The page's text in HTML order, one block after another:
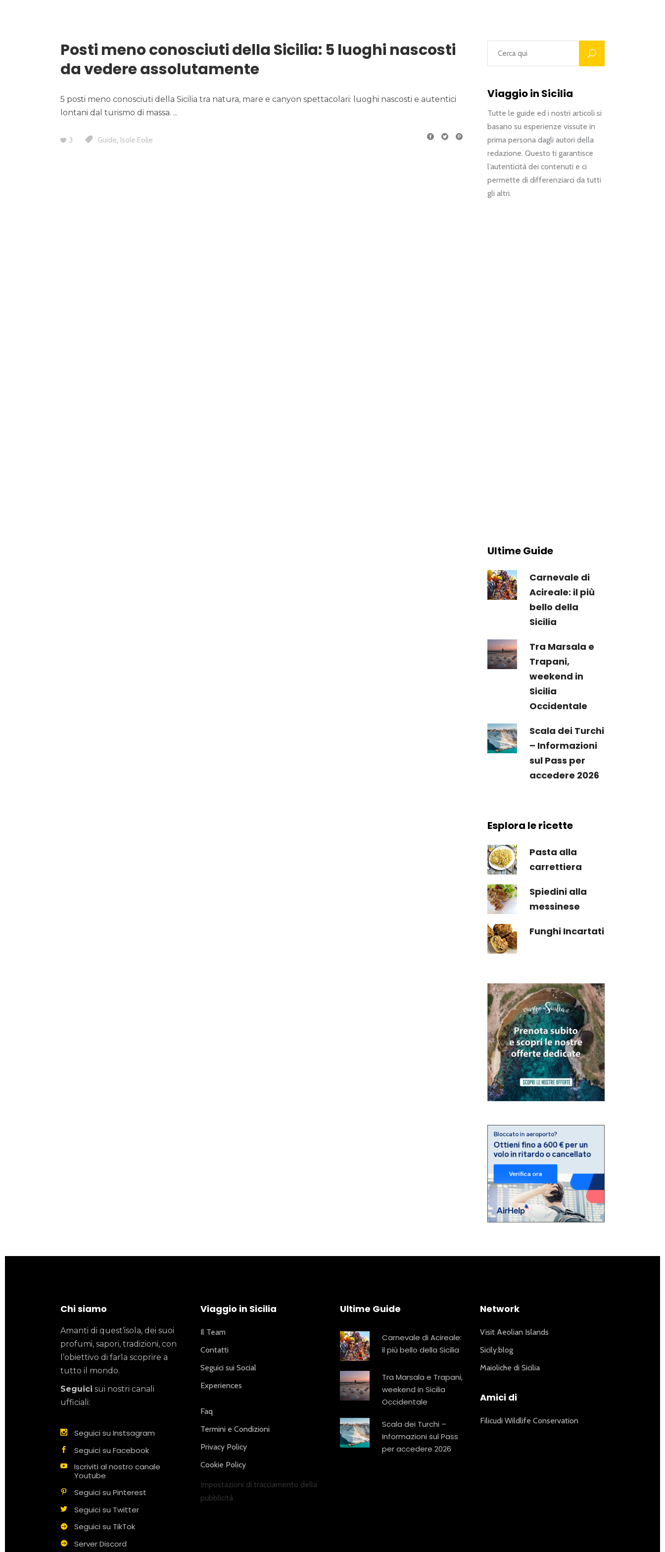
Posti meno conosciuti della Sicilia: 5 luoghi nascosti
da vedere assolutamente
5 posti meno conosciuti della Sicilia tra natura, mare e canyon spettacolari: luoghi nascosti e autentici
lontani dal turismo di massa.
3 Guide, Isole Eolie
Viaggio in Sicilia
Tutte le guide ed i nostri articoli si
basano su esperienze vissute in
prima persona dagli autori della
redazione. Questo ti garantisce
l’autenticità dei contenuti e ci
permette di differenziarci da tutti
gli altri.
Ultime Guide
Carnevale di
Acireale: il più
bello della
Sicilia
Tra Marsala e
Trapani,
weekend in
Sicilia
Occidentale
Scala dei Turchi
– Informazioni
sul Pass per
accedere 2026
Esplora le ricette
Pasta alla
carrettiera
Spiedini alla
messinese
Funghi Incartati
Chi siamo
Amanti di quest’isola, dei suoi
profumi, sapori, tradizioni, con
l’obiettivo di farla scoprire a
tutto il mondo.
Seguici sui nostri canali
ufficiali:
Seguici su Instsagram
Seguici su Facebook
Iscriviti al nostro canale
Youtube
Seguici su Pinterest
Seguici su Twitter
Seguici su TikTok
Server Discord
Viaggio in Sicilia
Il Team
Contatti
Seguici sui Social
Experiences
Faq
Termini e Condizioni
Privacy Policy
Cookie Policy
Impostazioni di tracciamento della
pubblicità
Ultime Guide
Carnevale di Acireale:
il più bello della Sicilia
Tra Marsala e Trapani,
weekend in Sicilia
Occidentale
Scala dei Turchi –
Informazioni sul Pass
per accedere 2026
Network
Visit Aeolian Islands
Sicily.blog
Maioliche di Sicilia
Amici di
Filicudi Wildlife Conservation